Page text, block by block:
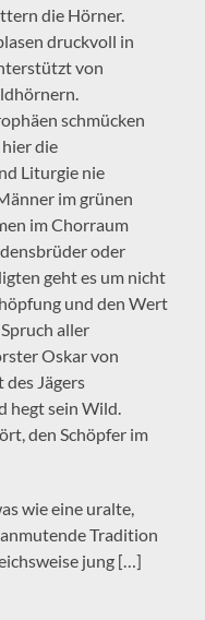
die Hörner.
druckvoll in
von
schmücken
hier die
Liturgie nie
im grünen
im Chorraum
oder
geht es um nicht
und den Wert
aller
Oskar von
des Jägers
hegt sein Wild.
den Schöpfer im
wie eine uralte,
Tradition
jung […]